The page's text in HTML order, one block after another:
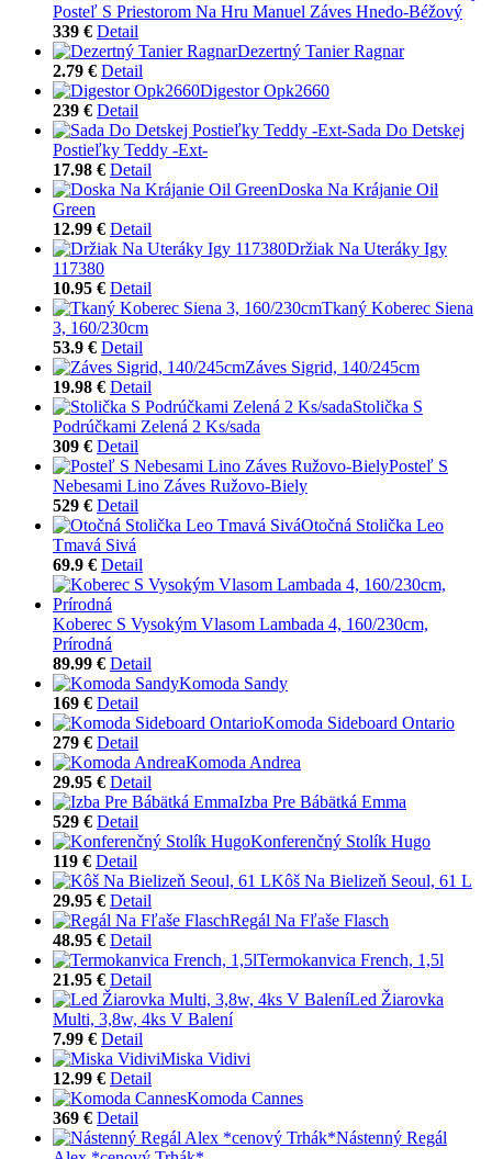
Posteľ S Priestorom Na Hru Manuel Záves Hnedo-Béžový
339 € Detail
Dezertný Tanier Ragnar
2.79 € Detail
Digestor Opk2660
239 € Detail
Sada Do Detskej
Postieľky Teddy -Ext-
17.98 € Detail
Doska Na Krájanie Oil
Green
12.99 € Detail
Držiak Na Uteráky Igy
117380
10.95 € Detail
Tkaný Koberec Siena
3, 160/230cm
53.9 € Detail
Záves Sigrid, 140/245cm
19.98 € Detail
Stolička S
Podrúčkami Zelená 2 Ks/sada
309 € Detail
Posteľ S
Nebesami Lino Záves Ružovo-Biely
529 € Detail
Otočná Stolička Leo
Tmavá Sivá
69.9 € Detail
Koberec S Vysokým Vlasom Lambada 4, 160/230cm,
Prírodná
89.99 € Detail
Komoda Sandy
169 € Detail
Komoda Sideboard Ontario
279 € Detail
Komoda Andrea
29.95 € Detail
Izba Pre Bábätká Emma
529 € Detail
Konferenčný Stolík Hugo
119 € Detail
Kôš Na Bielizeň Seoul, 61 L
29.95 € Detail
Regál Na Fľaše Flasch
48.95 € Detail
Termokanvica French, 1,5l
21.95 € Detail
Led Žiarovka
Multi, 3,8w, 4ks V Balení
7.99 € Detail
Miska Vidivi
12.99 € Detail
Komoda Cannes
369 € Detail
Nástenný Regál